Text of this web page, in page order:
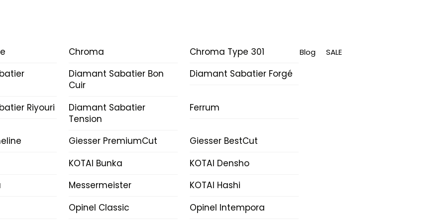
Chroma
Chroma Type 301
Diamant Sabatier Bon
Cuir
Diamant Sabatier Forgé
Riyouri
Diamant Sabatier
Tension
Ferrum
Giesser PremiumCut
Giesser BestCut
KOTAI Bunka
KOTAI Densho
Messermeister
KOTAI Hashi
Opinel Classic
Opinel Intempora
Blog SALE